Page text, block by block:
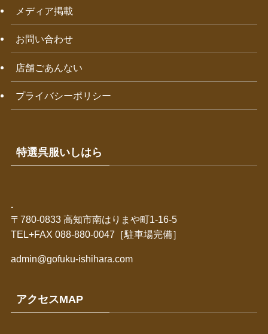
メディア掲載
お問い合わせ
店舗ごあんない
プライバシーポリシー
特選呉服いしはら
.
〒780-0833 高知市南はりまや町1-16-5
TEL+FAX 088-880-0047［駐車場完備］
admin@gofuku-ishihara.com
アクセスMAP